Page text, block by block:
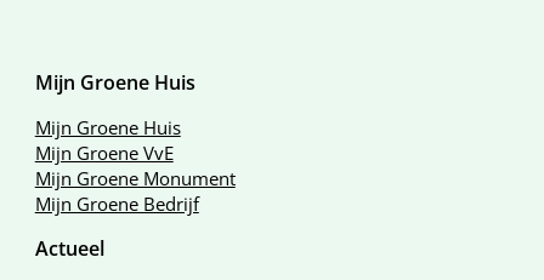
Mijn Groene Huis
Mijn Groene Huis
Mijn Groene VvE
Mijn Groene Monument
Mijn Groene Bedrijf
Actueel